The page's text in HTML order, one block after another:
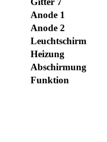
Anode 1
Anode 2
Leuchtschirm
Heizung
Abschirmung
Funktion